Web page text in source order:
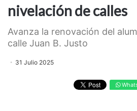
nivelación de calles
Avanza la renovación del
calle Juan B. Justo
31 Julio 2025